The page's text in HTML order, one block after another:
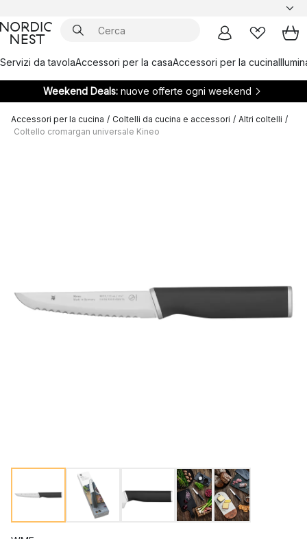
Servizi da tavolaAccessori per la casaAccessori per la cucina
Weekend Deals: nuove offerte ogni weekend
Accessori per la cucina / Coltelli da cucina e accessori / Altri coltelli /
Coltello cromargan universale Kineo